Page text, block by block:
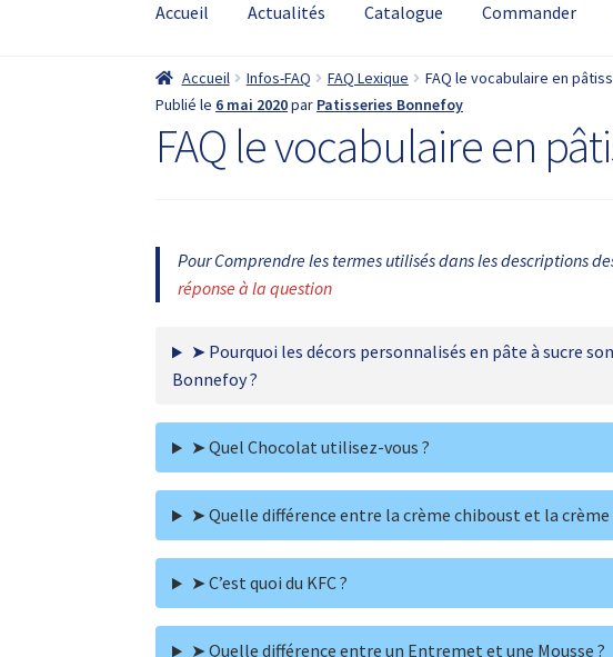
Accueil Actualités Catalogue Commander
Accueil Infos-FAQ FAQ Lexique
FAQ le vocabulaire en
Publié le 6 mai 2020par Patisseries Bonnefoy
FAQ le vocabulaire en
Pour Comprendre les termes utilisés dans les descriptions
réponse à la question
➤ Pourquoi les décors personnalisés en pâte à sucre
Bonnefoy ?
➤ Quel Chocolat utilisez-vous ?
➤ Quelle différence entre la crème chiboust et la crème
➤ C’est quoi du KFC ?
➤ Quelle différence entre un Entremet et une Mousse ?